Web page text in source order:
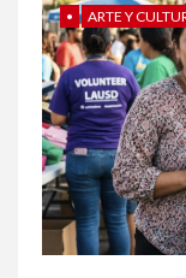
• ARTE Y